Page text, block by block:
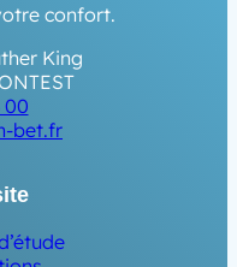
confort.
King
00
bet.fr